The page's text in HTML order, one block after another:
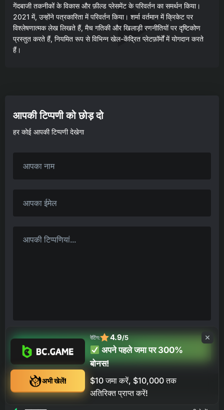
गेंदबाजी तकनीकों के विकास और फ़ील्ड प्लेसमेंट के परिवर्तन का समर्थन किया।
2021 में, उन्होंने पत्रकारिता में परिवर्तन किया। शर्मा वर्तमान में क्रिकेट पर
विश्लेषणात्मक लेख लिखते हैं, मैच गतिकी और खिलाड़ी रणनीतियों पर दृष्टिकोण
प्रस्तुत करते हैं, नियमित रूप से विभिन्न खेल-केंद्रित प्लेटफ़ॉर्मों में योगदान करते
हैं।
आपकी टिप्पणी को छोड़ दो
हर कोई आपकी टिप्पणी देखेगा
एक टिप्पणी करना
अभी खेलें!
रेटिंग: 4.9/5
अपने पहले जमा पर 300%
बोनस!
$10 जमा करें, $10,000 तक
अतिरिक्त प्राप्त करें!